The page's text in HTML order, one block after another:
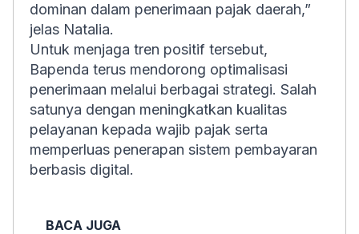
dominan dalam penerimaan pajak daerah,”
jelas Natalia.
Untuk menjaga tren positif tersebut,
Bapenda terus mendorong optimalisasi
penerimaan melalui berbagai strategi. Salah
satunya dengan meningkatkan kualitas
pelayanan kepada wajib pajak serta
memperluas penerapan sistem pembayaran
berbasis digital.
BACA JUGA